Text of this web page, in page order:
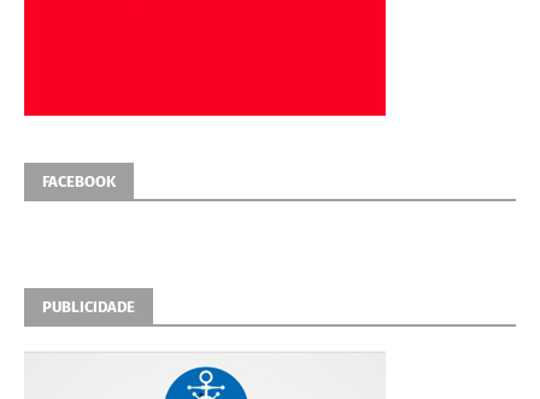
FACEBOOK
PUBLICIDADE